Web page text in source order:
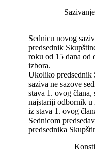
Sednicu novog
predsednik
roku od 15 dana od
izbora.
Ukoliko predsednik
saziva ne sazove
stava 1. ovog člana,
najstariji odbornik u
iz stava 1. ovog
Sednicom
predsednika